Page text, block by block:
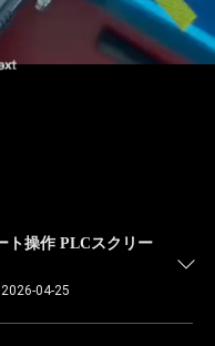
ト操作 PLCスクリー
2026-04-25